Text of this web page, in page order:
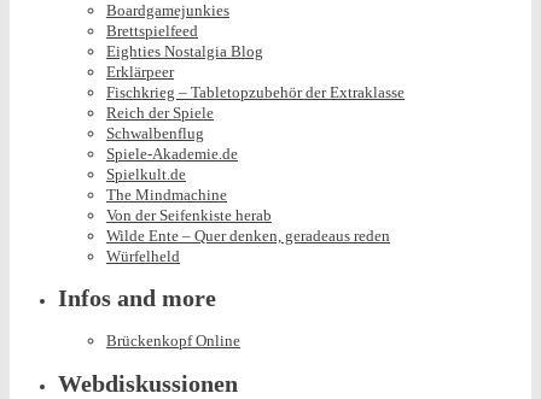
Boardgamejunkies
Brettspielfeed
Eighties Nostalgia Blog
Erklärpeer
Fischkrieg – Tabletopzubehör der Extraklasse
Reich der Spiele
Schwalbenflug
Spiele-Akademie.de
Spielkult.de
The Mindmachine
Von der Seifenkiste herab
Wilde Ente – Quer denken, geradeaus reden
Würfelheld
Infos and more
Brückenkopf Online
Webdiskussionen